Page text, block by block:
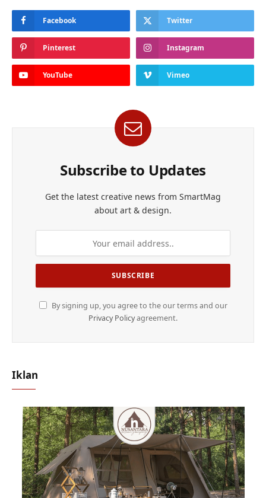
Facebook Twitter
Pinterest Instagram
YouTube Vimeo
Subscribe to Updates
Get the latest creative news from SmartMag
about art & design.
By signing up, you agree to the our terms and our
Privacy Policyagreement.
Iklan